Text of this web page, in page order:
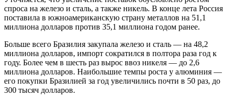
спроса на железо и сталь, а также никель. В конце лета Россия
поставила в южноамериканскую страну металлов на 51,1
миллиона долларов против 35,1 миллиона годом ранее.
Больше всего Бразилия закупала железо и сталь — на 48,2
миллиона долларов, импорт сократился в полтора раза год к
году. Более чем в шесть раз вырос ввоз никеля — до 2,6
миллиона долларов. Наибольшие темпы роста у алюминия —
его покупки Бразилией за год увеличились почти в 50 раз, до
300 тысяч долларов.